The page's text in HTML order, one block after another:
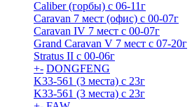
Caliber (горбы) с 06-11г
Caravan 7 мест (офис) с 00-07г
Caravan IV 7 мест с 00-07г
Grand Caravan V 7 мест с 07-20г
Stratus II с 00-06г
+- DONGFENG
K33-561 (3 места) с 23г
K33-561 (3 места) с 23г